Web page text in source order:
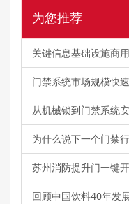
为您推荐
关键信息基础设施商
门禁系统市场规模快
从机械锁到门禁系统
为什么说下一个门禁
苏州消防提升门一键
回顾中国饮料40年发